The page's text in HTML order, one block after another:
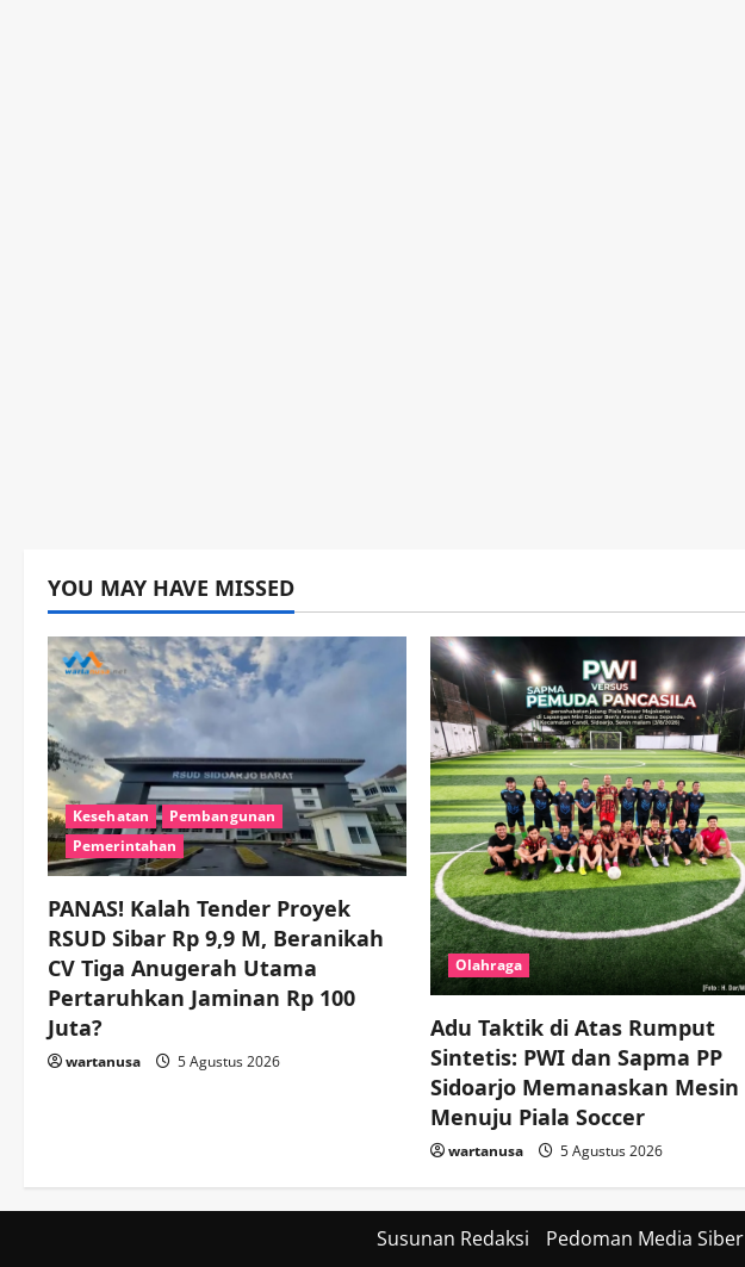
YOU MAY HAVE MISSED
Kesehatan
Pembangunan
Pemerintahan
PANAS! Kalah Tender Proyek
RSUD Sibar Rp 9,9 M, Beranikah
CV Tiga Anugerah Utama
Pertaruhkan Jaminan Rp 100
Juta?
wartanusa 5 Agustus 2026
Olahraga
Adu Taktik di Atas Rumput
Sintetis: PWI dan Sapma PP
Sidoarjo Memanaskan Mesin
Menuju Piala Soccer
wartanusa 5 Agustus 2026
Susunan Redaksi Pedoman Media Siber